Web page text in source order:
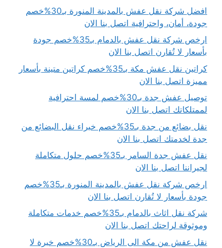
افضل شركة نقل عفش بالمدينة المنورة بـ30%خصم
جودة، أمان، واحترافية اتصل بنا الان
ارخص شركة نقل عفش بالدمام بـ35%خصم جودة
بأسعار لا تُقارن اتصل بنا الان
كراتين نقل عفش مكة بـ35%خصم كراتين متينة بأسعار
مميزة اتصل بنا الان
توصيل عفش جدة بـ30%خصم لمسة احترافية
لممتلكاتك اتصل بنا الان
نقل بضائع من جدة بـ35%خصم خبراء نقل البضائع من
جدة لخدمتك اتصل بنا الان
نقل عفش جدة السامر بـ35%خصم حلول متكاملة
لجيراننا اتصل بنا الان
ارخص شركة نقل عفش بالمدينة المنورة بـ35%خصم
جودة بأسعار لا تُقارن اتصل بنا الان
شركة نقل اثاث بالدمام بـ35%خصم خدمات متكاملة
وموثوقة لراحتك اتصل بنا الان
نقل عفش من مكة الى الرياض بـ30%خصم خبرة لا